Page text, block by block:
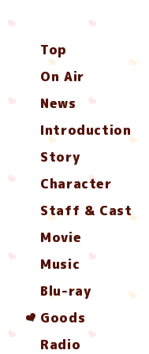
Top
On Air
News
Introduction
Story
Character
Staff & Cast
Movie
Music
Blu-ray
Goods
Radio